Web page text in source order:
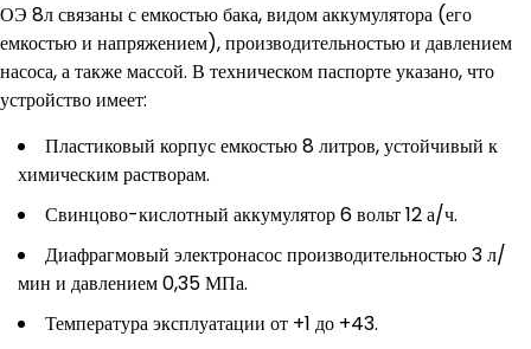
ОЭ 8л связаны с емкостью бака, видом аккумулятора (его
емкостью и напряжением), производительностью и давлением
насоса, а также массой. В техническом паспорте указано, что
устройство имеет:
Пластиковый корпус емкостью 8 литров, устойчивый к
химическим растворам.
Свинцово-кислотный аккумулятор 6 вольт 12 а/ч.
Диафрагмовый электронасос производительностью 3 л/
мин и давлением 0,35 МПа.
Температура эксплуатации от +1 до +43.